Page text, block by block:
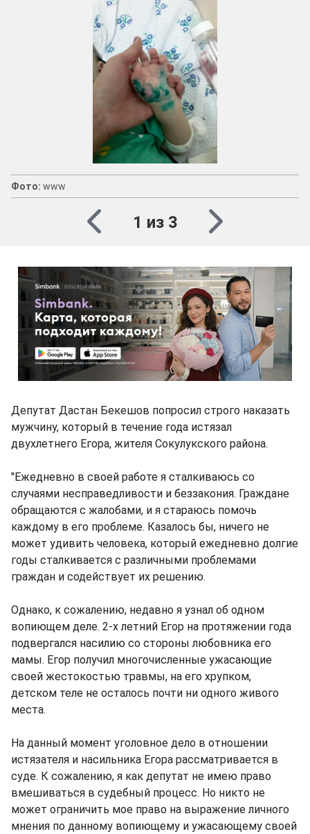
Фото: www
1 из 3
Депутат Дастан Бекешов попросил строго наказать
мужчину, который в течение года истязал
двухлетнего Егора, жителя Сокулукского района.
"Ежедневно в своей работе я сталкиваюсь со
случаями несправедливости и беззакония. Граждане
обращаются с жалобами, и я стараюсь помочь
каждому в его проблеме. Казалось бы, ничего не
может удивить человека, который ежедневно долгие
годы сталкивается с различными проблемами
граждан и содействует их решению.
Однако, к сожалению, недавно я узнал об одном
вопиющем деле. 2-х летний Егор на протяжении года
подвергался насилию со стороны любовника его
мамы. Егор получил многочисленные ужасающие
своей жестокостью травмы, на его хрупком,
детском теле не осталось почти ни одного живого
места.
На данный момент уголовное дело в отношении
истязателя и насильника Егора рассматривается в
суде. К сожалению, я как депутат не имею право
вмешиваться в судебный процесс. Но никто не
может ограничить мое право на выражение личного
мнения по данному вопиющему и ужасающему своей